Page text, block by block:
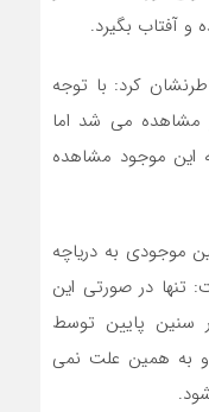
و آفتاب بگیرد.
کرد: با توجه
مشاهده می شد اما
این موجود مشاهده
موجودی به دریاچه
تنها در صورتی این
سنین پایین توسط
و به همین علت نمی